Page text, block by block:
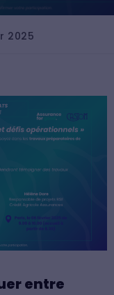
2025
entre